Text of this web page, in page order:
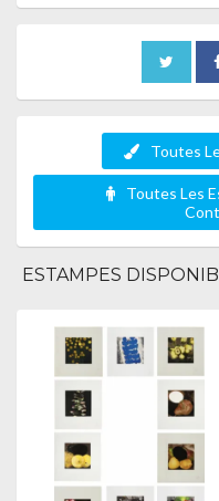
Toutes
Toutes Les
ESTAMPES